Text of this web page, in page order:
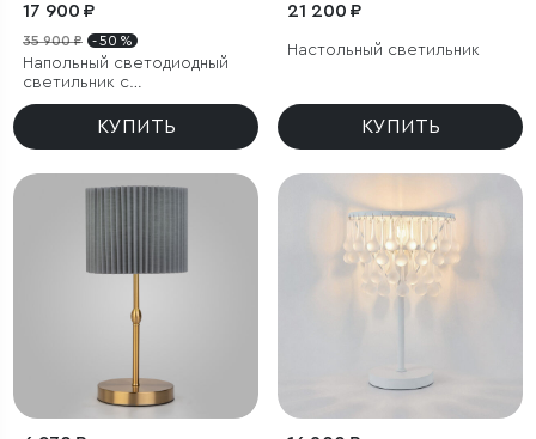
17 900 ₽
35 900 ₽ - 50 %
Напольный светодиодный
светильник с
регулировкой цветовой
температуры Ragno
КУПИТЬ
21 200 ₽
Настольный светильник
КУПИТЬ